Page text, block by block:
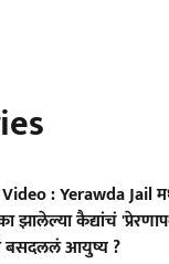
Video : Yerawda Jail
झालेल्या कैद्यांचं
आयुष्य ?